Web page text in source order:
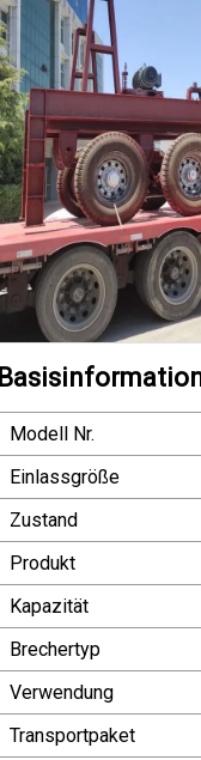
Modell Nr.
Einlassgröße
Zustand
Produkt
Kapazität
Brechertyp
Verwendung
Transportpaket